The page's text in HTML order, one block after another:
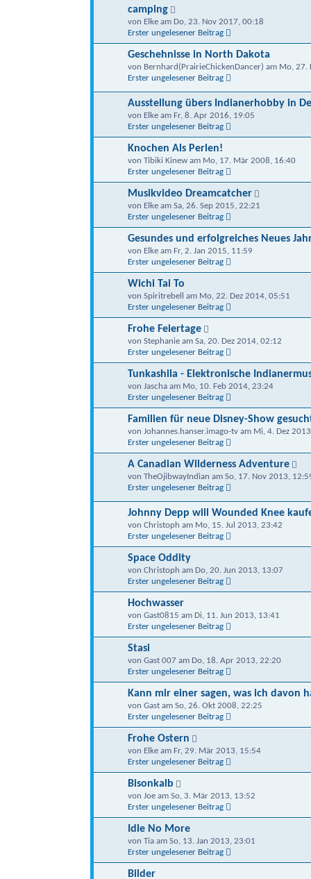
camping
von Elke am Do, 23. Nov 2017, 00:18
Erster ungelesener Beitrag
Geschehnisse in North Dakota
von Bernhard(PrairieChickenDancer) am Mo, 27.
Erster ungelesener Beitrag
Ausstellung übers Indianerhobby in
von Elke am Fr, 8. Apr 2016, 19:05
Erster ungelesener Beitrag
Knochen Als Perlen!
von Tibiki Kinew am Mo, 17. Mär 2008, 16:40
Erster ungelesener Beitrag
Musikvideo Dreamcatcher
von Elke am Sa, 26. Sep 2015, 22:21
Erster ungelesener Beitrag
Gesundes und erfolgreiches Neues
von Elke am Fr, 2. Jan 2015, 11:59
Erster ungelesener Beitrag
Wichi Tai To
von Spiritrebell am Mo, 22. Dez 2014, 05:51
Erster ungelesener Beitrag
Frohe Feiertage
von Stephanie am Sa, 20. Dez 2014, 02:12
Erster ungelesener Beitrag
Tunkashila - Elektronische
von Jascha am Mo, 10. Feb 2014, 23:24
Erster ungelesener Beitrag
Familien für neue Disney-Show
von Johannes.hanser.imago-tv am Mi, 4. Dez
Erster ungelesener Beitrag
A Canadian Wilderness Adventure
von TheOjibwayIndian am So, 17. Nov 2013,
Erster ungelesener Beitrag
Johnny Depp will Wounded Knee
von Christoph am Mo, 15. Jul 2013, 23:42
Erster ungelesener Beitrag
Space Oddity
von Christoph am Do, 20. Jun 2013, 13:07
Erster ungelesener Beitrag
Hochwasser
von Gast0815 am Di, 11. Jun 2013, 13:41
Erster ungelesener Beitrag
Stasi
von Gast 007 am Do, 18. Apr 2013, 22:20
Erster ungelesener Beitrag
Kann mir einer sagen, was ich davon
von Gast am So, 26. Okt 2008, 22:25
Erster ungelesener Beitrag
Frohe Ostern
von Elke am Fr, 29. Mär 2013, 15:54
Erster ungelesener Beitrag
Bisonkalb
von Joe am So, 3. Mär 2013, 13:52
Erster ungelesener Beitrag
Idle No More
von Tia am So, 13. Jan 2013, 23:01
Erster ungelesener Beitrag
Bilder